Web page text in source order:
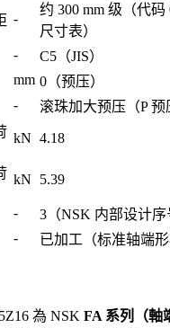
-
约 300 mm 级（代
尺寸表）
-
C5（JIS）
mm 0（预压）
-
滚珠加大预压（P 预
kN 4.18
kN 5.39
-
3（NSK 内部设计序
-
已加工（标准轴端形
為 NSK FA 系列（軸